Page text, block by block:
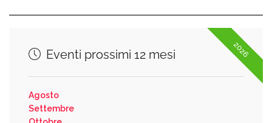
2026
Eventi prossimi 12 mesi
Agosto
Settembre